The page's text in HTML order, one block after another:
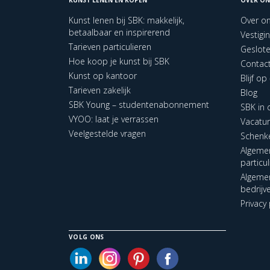
Kunst lenen bij SBK: makkelijk,
betaalbaar en inspirerend
Tarieven particulieren
Hoe koop je kunst bij SBK
Kunst op kantoor
Tarieven zakelijk
SBK Young – studentenabonnement
VYOO: laat je verrassen
Veelgestelde vragen
Over
Blijf op
Blog
SBK in
VOLG ONS